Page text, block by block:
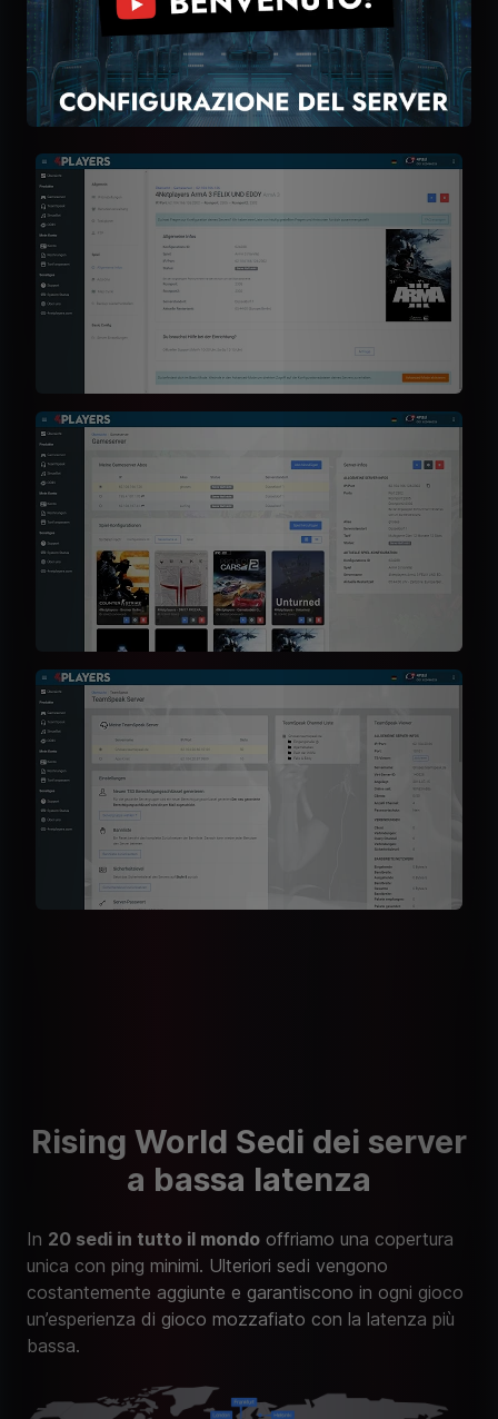
Rising World Sedi dei server
a bassa latenza
In 20 sedi in tutto il mondo offriamo una copertura
unica con ping minimi. Ulteriori sedi vengono
costantemente aggiunte e garantiscono in ogni gioco
un’esperienza di gioco mozzafiato con la latenza più
bassa.